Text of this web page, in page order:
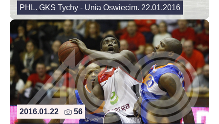
PHL. GKS Tychy - Unia Oswiecim. 22.01.2016
2016.01.22 56